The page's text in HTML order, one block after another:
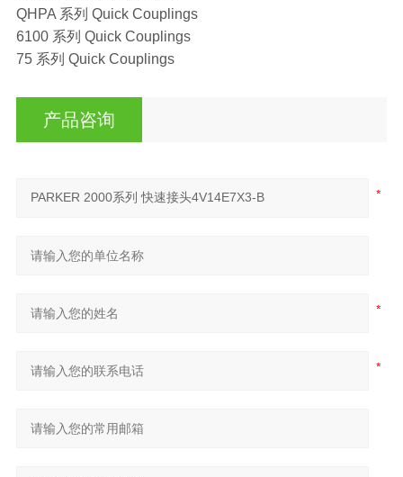
QHPA 系列 Quick Couplings
6100 系列 Quick Couplings
75 系列 Quick Couplings
产品咨询